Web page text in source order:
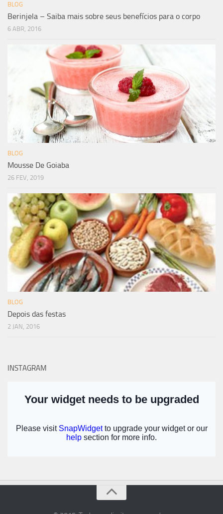
BLOG
Berinjela – Saiba mais sobre seus benefícios para o corpo
6 ABR, 2016
BLOG
Mousse De Goiaba
26 FEV, 2019
BLOG
Depois das festas
2 JAN, 2016
INSTAGRAM